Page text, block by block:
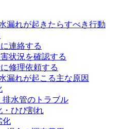
漏れが起きたらすべき行動
連絡する
状況を確認する
修理依頼する
漏れが起こる主な原因
水管のトラブル
・ひび割れ
化